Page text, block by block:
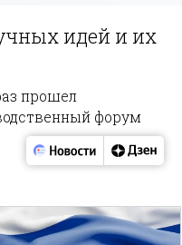
идей и их
прошел
форум